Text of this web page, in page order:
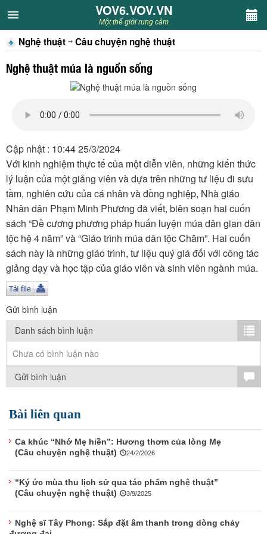
VOV6.VOV.VN
CHUYÊN MỤC
Khách VOV6
Sân khấu
Thiếu nhi
Kết nối VOV6
TÌM KIẾM
Vận hành bởi QI Corp
VOV6.VOV.VN
Một thế giới rung cảm
Nghệ thuật Câu chuyện nghệ thuật
Nghệ thuật múa là nguồn sống
Cập nhật : 10:44 25/3/2024
Với kinh nghiệm thực tế của một diễn viên, những kiến thức
lý luận của một giảng viên và dựa trên những tư liệu đi sưu
tầm, nghiên cứu của cá nhân và đồng nghiệp, Nhà giáo
Nhân dân Phạm Minh Phương đã viết, biên soạn hai cuốn
sách “Đề cương phương pháp huấn luyện múa dân gian dân
tộc hệ 4 năm” và “Giáo trình múa dân tộc Chăm”. Hai cuốn
sách này là những giáo trình, tư liệu quý giá đối với công tác
giảng dạy và học tập của giáo viên và sinh viên ngành múa.
Gửi bình luận
Danh sách bình luận
Chưa có bình luận nào
Gửi bình luận
Bài liên quan
Ca khúc “Nhớ Mẹ hiền”: Hương thơm của lòng Mẹ
(Câu chuyện nghệ thuật)
24/2/2026
“Ký ức mùa thu lịch sử qua tác phẩm nghệ thuật”
(Câu chuyện nghệ thuật)
3/9/2025
Nghệ sĩ Tây Phong: Sắp đặt âm thanh trong dòng chảy